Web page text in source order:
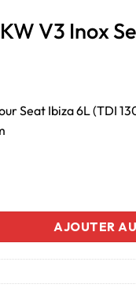
V3 Inox
Seat Ibiza 6L (TDI
AJOUTER